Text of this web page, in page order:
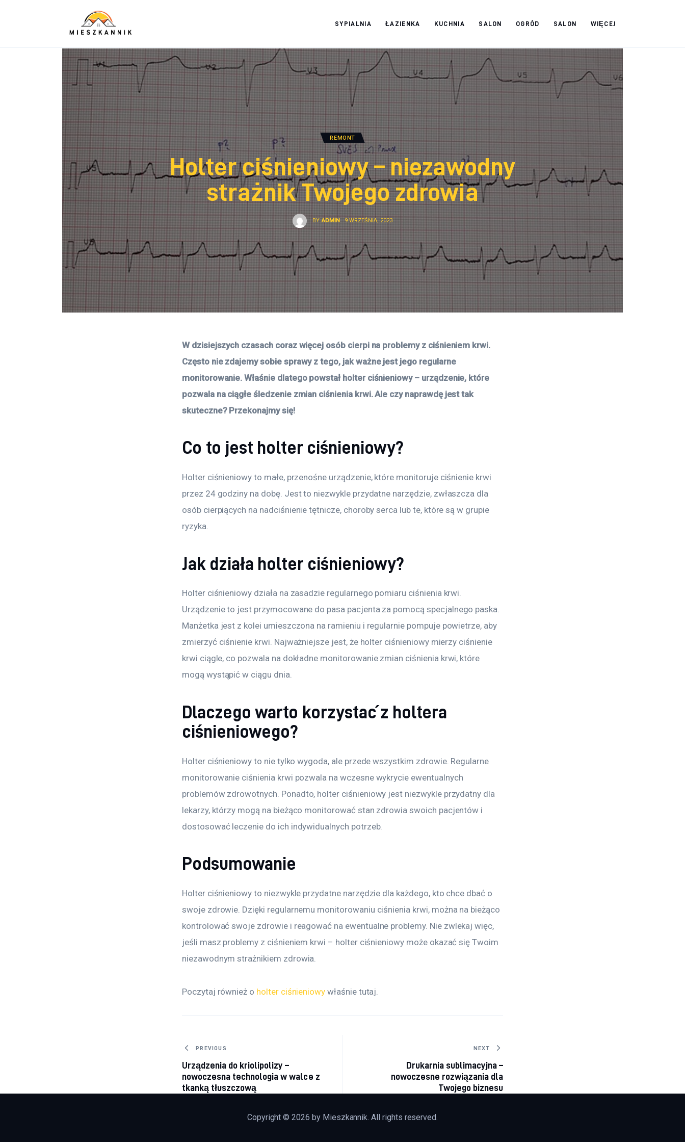
SYPIALNIA ŁAZIENKA KUCHNIA SALON OGRÓD SALON WIĘCEJ
REMONT
Holter ciśnieniowy – niezawodny
strażnik Twojego zdrowia
BY ADMIN 9 WRZEŚNIA, 2023
W dzisiejszych czasach coraz więcej osób cierpi na problemy z ciśnieniem krwi.
Często nie zdajemy sobie sprawy z tego, jak ważne jest jego regularne
monitorowanie. Właśnie dlatego powstał holter ciśnieniowy – urządzenie, które
pozwala na ciągłe śledzenie zmian ciśnienia krwi. Ale czy naprawdę jest tak
skuteczne? Przekonajmy się!
Co to jest holter ciśnieniowy?
Holter ciśnieniowy to małe, przenośne urządzenie, które monitoruje ciśnienie krwi
przez 24 godziny na dobę. Jest to niezwykle przydatne narzędzie, zwłaszcza dla
osób cierpiących na nadciśnienie tętnicze, choroby serca lub te, które są w grupie
ryzyka.
Jak działa holter ciśnieniowy?
Holter ciśnieniowy działa na zasadzie regularnego pomiaru ciśnienia krwi.
Urządzenie to jest przymocowane do pasa pacjenta za pomocą specjalnego paska.
Manżetka jest z kolei umieszczona na ramieniu i regularnie pompuje powietrze, aby
zmierzyć ciśnienie krwi. Najważniejsze jest, że holter ciśnieniowy mierzy ciśnienie
krwi ciągle, co pozwala na dokładne monitorowanie zmian ciśnienia krwi, które
mogą wystąpić w ciągu dnia.
Dlaczego warto korzystać z holtera
ciśnieniowego?
Holter ciśnieniowy to nie tylko wygoda, ale przede wszystkim zdrowie. Regularne
monitorowanie ciśnienia krwi pozwala na wczesne wykrycie ewentualnych
problemów zdrowotnych. Ponadto, holter ciśnieniowy jest niezwykle przydatny dla
lekarzy, którzy mogą na bieżąco monitorować stan zdrowia swoich pacjentów i
dostosować leczenie do ich indywidualnych potrzeb.
Podsumowanie
Holter ciśnieniowy to niezwykle przydatne narzędzie dla każdego, kto chce dbać o
swoje zdrowie. Dzięki regularnemu monitorowaniu ciśnienia krwi, można na bieżąco
kontrolować swoje zdrowie i reagować na ewentualne problemy. Nie zwlekaj więc,
jeśli masz problemy z ciśnieniem krwi – holter ciśnieniowy może okazać się Twoim
niezawodnym strażnikiem zdrowia.
Poczytaj również o holter ciśnieniowy właśnie tutaj.
Nawigacja wpisu
PREVIOUS
Urządzenia do kriolipolizy –
nowoczesna technologia w walce z
tkanką tłuszczową
NEXT
Drukarnia sublimacyjna –
nowoczesne rozwiązania dla
Twojego biznesu
Copyright © 2026 by Mieszkannik. All rights reserved.